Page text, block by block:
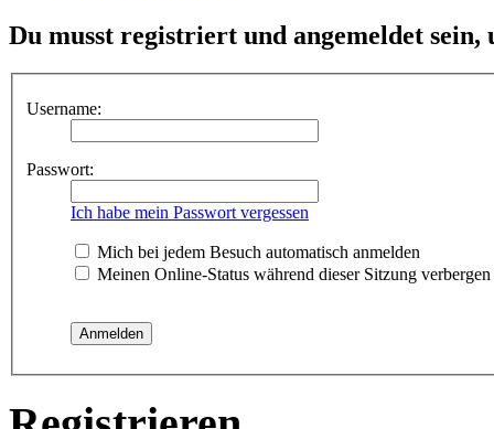
Du musst registriert und angemeldet
Username:
Passwort:
Ich habe mein Passwort vergessen
Mich bei jedem Besuch automatisch anmelden
Meinen Online-Status während dieser Sitzung verbergen